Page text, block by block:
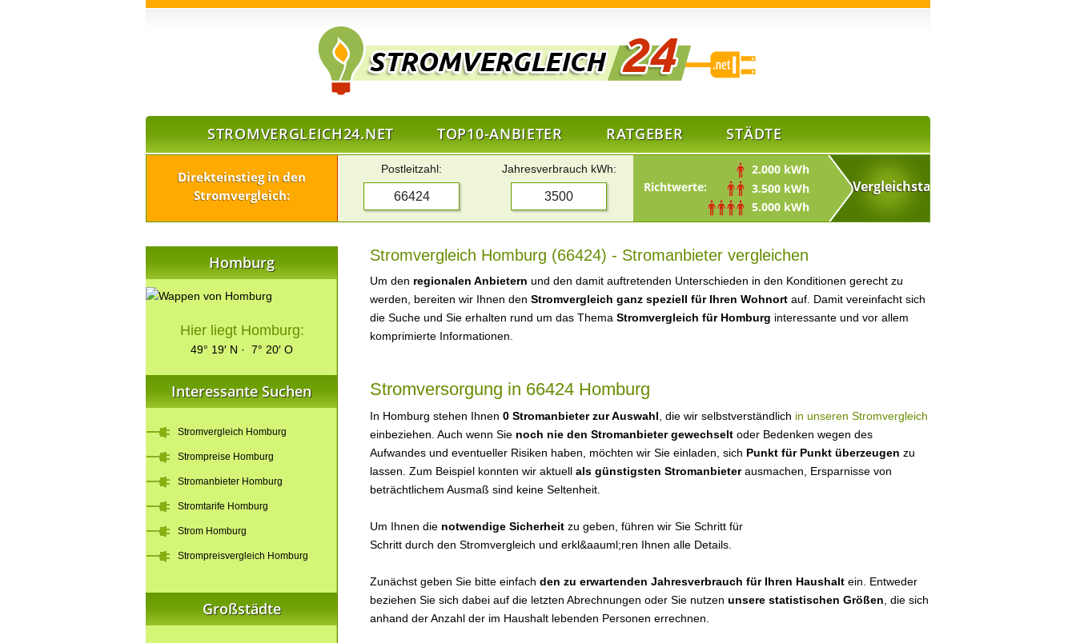
STROMVERGLEICH24.NET TOP10-ANBIETER RATGEBER STÄDTE
Direkteinstieg in den
Stromvergleich:
Postleitzahl: Jahresverbrauch kWh:
Richtwerte:
2.000 kWh
3.500 kWh
5.000 kWh
Stromvergleich Homburg (66424) - Stromanbieter vergleichen
Um den regionalen Anbietern und den damit auftretenden Unterschieden in den Konditionen gerecht zu
werden, bereiten wir Ihnen den Stromvergleich ganz speziell für Ihren Wohnort auf. Damit vereinfacht sich
die Suche und Sie erhalten rund um das Thema Stromvergleich für Homburg interessante und vor allem
komprimierte Informationen.
Stromversorgung in 66424 Homburg
In Homburg stehen Ihnen 0 Stromanbieter zur Auswahl , die wir selbstverständlich in unseren Stromvergleich
einbeziehen. Auch wenn Sie noch nie den Stromanbieter gewechselt oder Bedenken wegen des
Aufwandes und eventueller Risiken haben, möchten wir Sie einladen, sich Punkt für Punkt überzeugen zu
lassen. Zum Beispiel konnten wir aktuell als günstigsten Stromanbieterausmachen, Ersparnisse von
beträchtlichem Ausmaß sind keine Seltenheit.
Um Ihnen die notwendige Sicherheit zu geben, führen wir Sie Schritt für
Schritt durch den Stromvergleich und erkl&aauml;ren Ihnen alle Details.
Zunächst geben Sie bitte einfach den zu erwartenden Jahresverbrauch für Ihren Haushalt ein. Entweder
beziehen Sie sich dabei auf die letzten Abrechnungen oder Sie nutzen unsere statistischen Größen , die sich
anhand der Anzahl der im Haushalt lebenden Personen errechnen.
Homburg
Hier liegt Homburg:
49° 19′ N · 7° 20′ O
Interessante Suchen
Stromvergleich Homburg
Strompreise Homburg
Stromanbieter Homburg
Stromtarife Homburg
Strom Homburg
Strompreisvergleich Homburg
Großstädte